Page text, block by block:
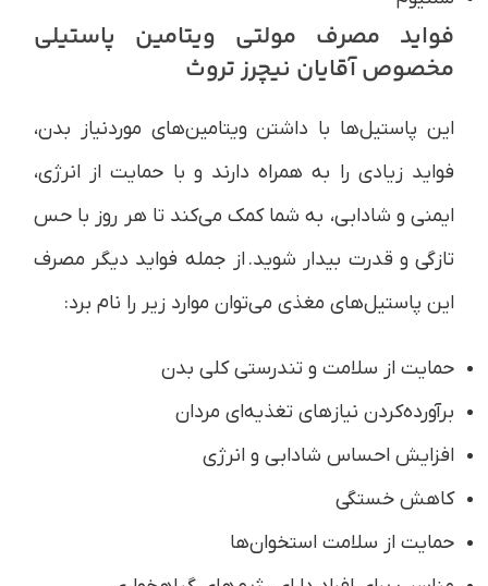
فواید مصرف مولتی ویتامین پاستیلی
مخصوص آقایان نیچرز تروث
این پاستیل‌ها با داشتن ویتامین‌های موردنیاز بدن،
فواید زیادی را به همراه دارند و با حمایت از انرژی،
ایمنی و شادابی، به شما کمک می‌کند تا هر روز با حس
تازگی و قدرت بیدار شوید. از جمله فواید دیگر مصرف
این پاستیل‌های مغذی می‌توان موارد زیر را نام برد:
حمایت از سلامت و تندرستی کلی بدن
برآورده‌کردن نیازهای تغذیه‌ای مردان
افزایش احساس شادابی و انرژی
کاهش خستگی
حمایت از سلامت استخوان‌ها